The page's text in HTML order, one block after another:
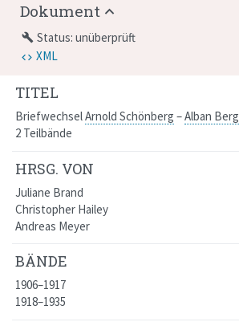
TITEL
BriefwechselArnold Schönberg –Alban Berg
2 Teilbände
HRSG. VON
Juliane Brand
Christopher Hailey
Andreas Meyer
BÄNDE
1906–1917
1918–1935
Dokument
build Status: unüberprüft
XML